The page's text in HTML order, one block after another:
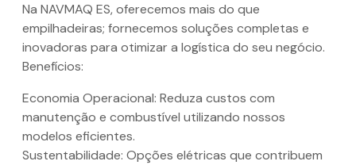
Na NAVMAQ ES, oferecemos mais do que
empilhadeiras; fornecemos soluções completas e
inovadoras para otimizar a logística do seu negócio.
Benefícios:
Economia Operacional: Reduza custos com
manutenção e combustível utilizando nossos
modelos eficientes.
Sustentabilidade: Opções elétricas que contribuem